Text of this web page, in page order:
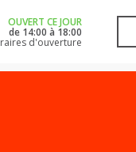
OUVERT CE JOUR
de 14:00 à 18:00
d'ouverture